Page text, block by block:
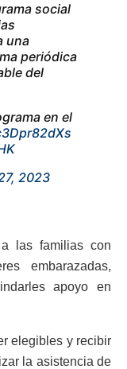
social
una
periódica
del
en el
2023
las familias con
embarazadas,
apoyo en
elegibles y recibir
la asistencia de